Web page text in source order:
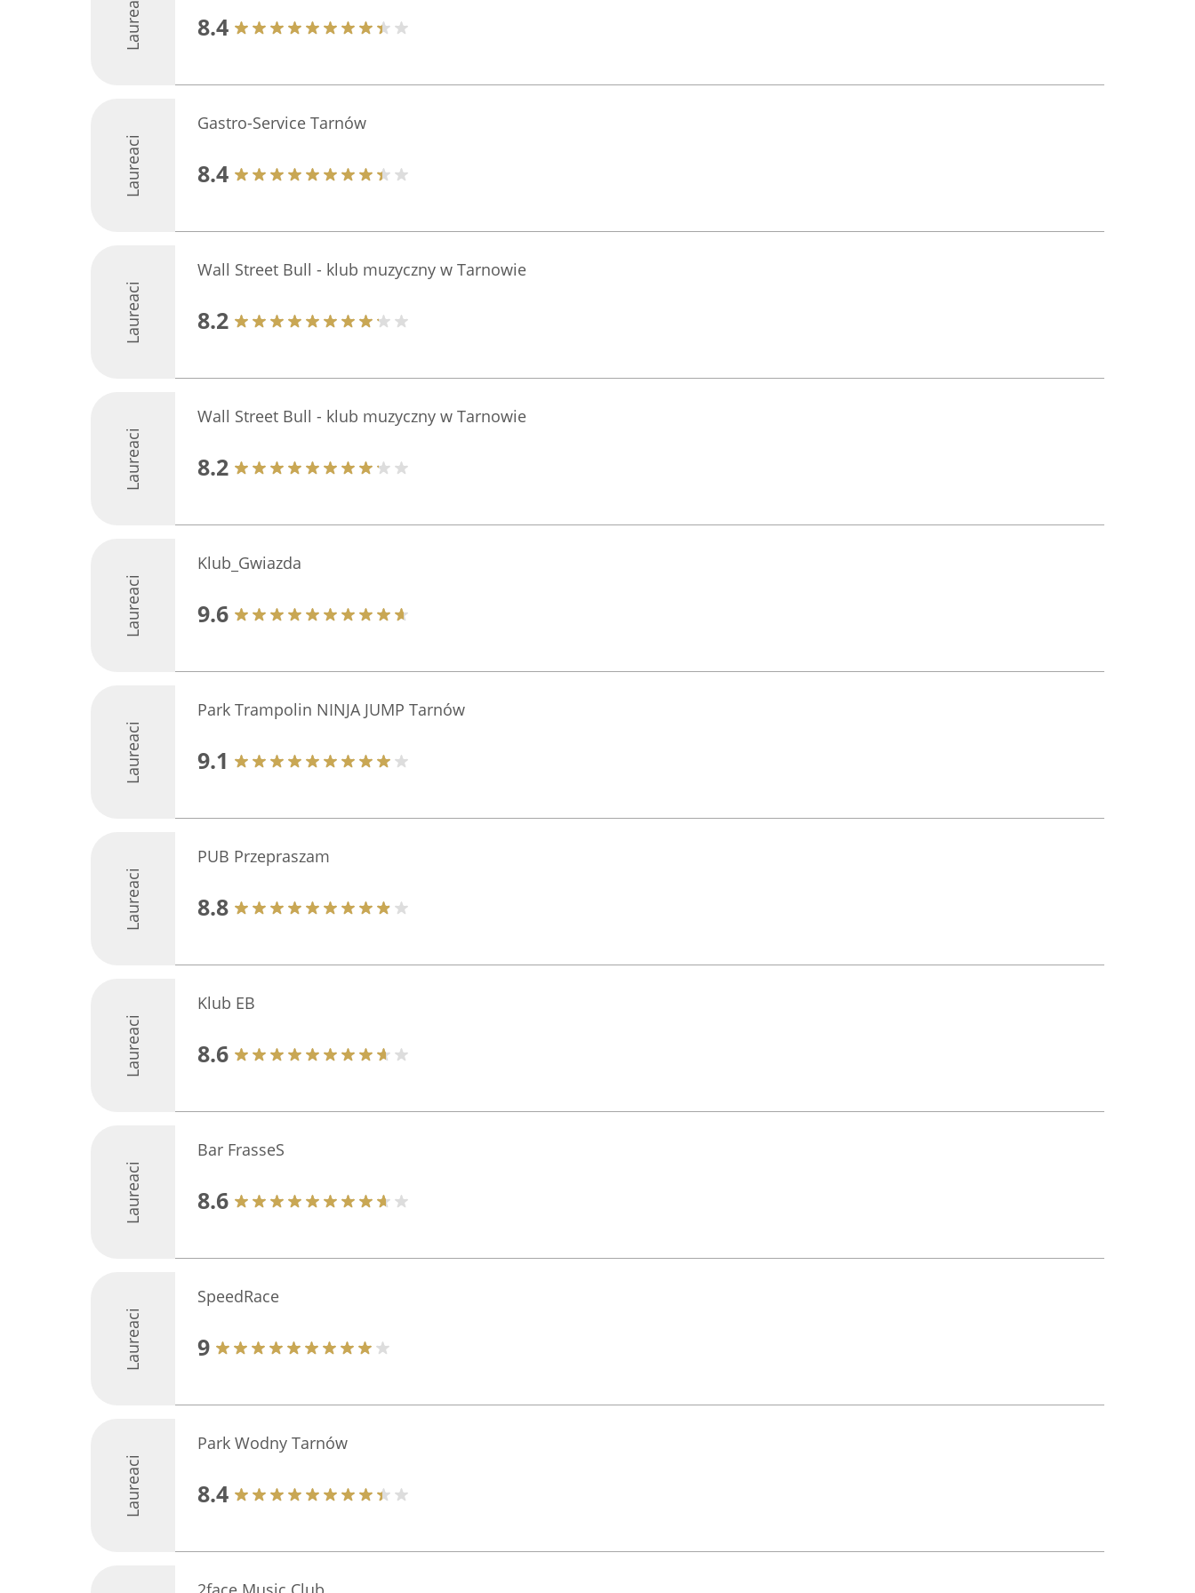
Laureaci 8.4
Laureaci
Gastro-Service Tarnów
8.4
Laureaci
Wall Street Bull - klub muzyczny w Tarnowie
8.2
Laureaci
Wall Street Bull - klub muzyczny w Tarnowie
8.2
Laureaci
Klub_Gwiazda
9.6
Laureaci
Park Trampolin NINJA JUMP Tarnów
9.1
Laureaci
PUB Przepraszam
8.8
Laureaci
Klub EB
8.6
Laureaci
Bar FrasseS
8.6
Laureaci
SpeedRace
9
Laureaci
Park Wodny Tarnów
8.4